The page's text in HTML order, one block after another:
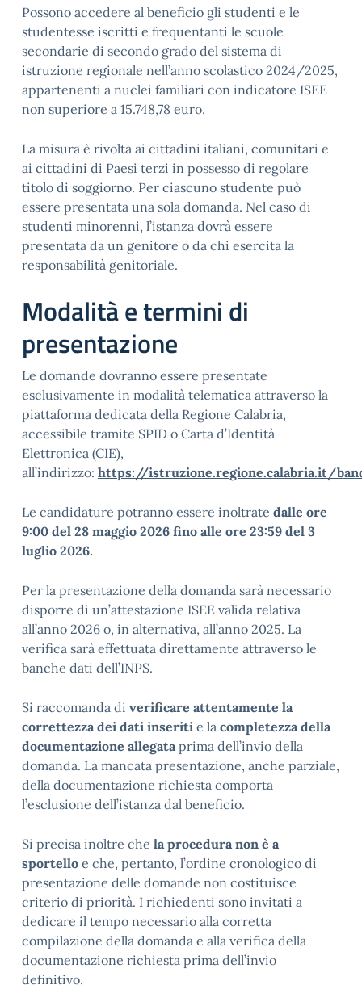
Possono accedere al beneficio gli studenti e le
studentesse iscritti e frequentanti le scuole
secondarie di secondo grado del sistema di
istruzione regionale nell’anno scolastico 2024/2025,
appartenenti a nuclei familiari con indicatore ISEE
non superiore a 15.748,78 euro.
La misura è rivolta ai cittadini italiani, comunitari e
ai cittadini di Paesi terzi in possesso di regolare
titolo di soggiorno. Per ciascuno studente può
essere presentata una sola domanda. Nel caso di
studenti minorenni, l’istanza dovrà essere
presentata da un genitore o da chi esercita la
responsabilità genitoriale.
Modalità e termini di
presentazione
Le domande dovranno essere presentate
esclusivamente in modalità telematica attraverso la
piattaforma dedicata della Regione Calabria,
accessibile tramite SPID o Carta d’Identità
Elettronica (CIE),
all’indirizzo: https://istruzione.regione.calabria.it/
Le candidature potranno essere inoltrate dalle ore
9:00 del 28 maggio 2026 fino alle ore 23:59 del 3
luglio 2026.
Per la presentazione della domanda sarà necessario
disporre di un’attestazione ISEE valida relativa
all’anno 2026 o, in alternativa, all’anno 2025. La
verifica sarà effettuata direttamente attraverso le
banche dati dell’INPS.
Si raccomanda di verificare attentamente la
correttezza dei dati inseriti e la completezza della
documentazione allegataprima dell’invio della
domanda. La mancata presentazione, anche parziale,
della documentazione richiesta comporta
l’esclusione dell’istanza dal beneficio.
Si precisa inoltre che la procedura non è a
sportello e che, pertanto, l’ordine cronologico di
presentazione delle domande non costituisce
criterio di priorità. I richiedenti sono invitati a
dedicare il tempo necessario alla corretta
compilazione della domanda e alla verifica della
documentazione richiesta prima dell’invio
definitivo.